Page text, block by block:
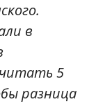
в
5
разница